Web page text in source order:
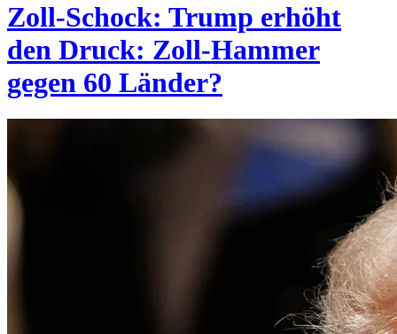
Zoll-Schock: Trump erhöht
den Druck: Zoll-Hammer
gegen 60 Länder?